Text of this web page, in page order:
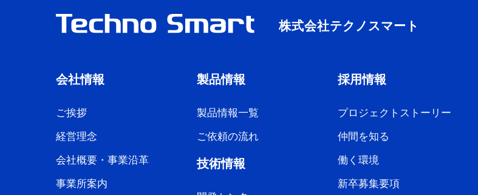
会社情報
ご挨拶
経営理念
会社概要・事業沿革
事業所案内
製品情報
製品情報一覧
ご依頼の流れ
技術情報
採用情報
プロジェクトストーリー
仲間を知る
働く環境
新卒募集要項